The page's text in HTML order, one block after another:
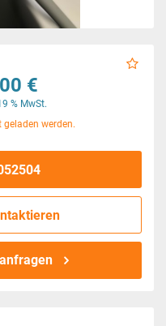
€
% MwSt.
werden.